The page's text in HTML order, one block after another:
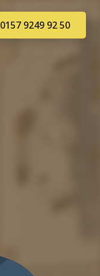
0157 9249 92 50